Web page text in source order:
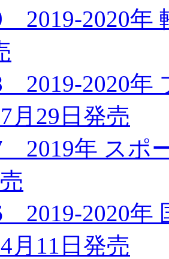
2019-2020年
2019-2020
月29日発売
2019年 スポ
2019-2020
月11日発売